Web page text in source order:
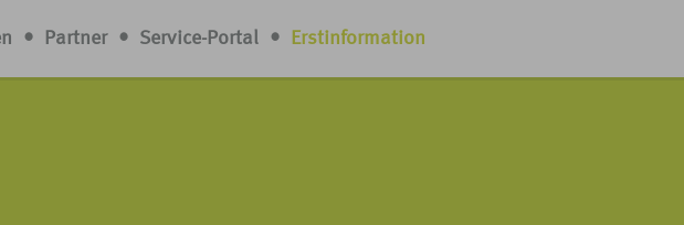
• Partner • Service-Portal • Erstinformation